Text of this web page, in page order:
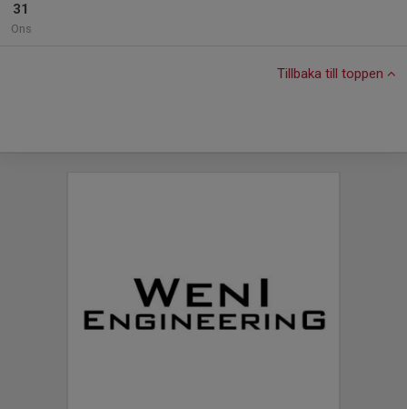
31
Ons
Tillbaka till toppen